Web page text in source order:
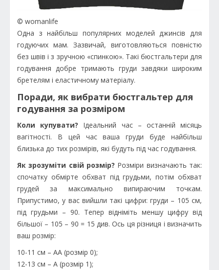
© womanlife
Одна з найбільш популярних моделей джинсів для
годуючих мам. Зазвичай, виготовляються повністю
без швів і з зручною «спинкою». Такі бюстгальтери для
годування добре тримають груди завдяки широким
бретелям і еластичному матеріалу.
Поради, як вибрати бюстгальтер для
годування за розміром
Коли купувати? Ідеальний час – останній місяць
вагітності. В цей час ваша груди буде найбільш
близька до тих розмірів, які будуть під час годування.
Як зрозуміти свій розмір? Розміри визначають так:
спочатку обмірте обхват під грудьми, потім обхват
грудей за максимально випираючим точкам.
Припустимо, у вас вийшли такі цифри: груди – 105 см,
під грудьми – 90. Тепер відніміть меншу цифру від
більшої – 105 – 90 = 15 див. Ось ця різниця і визначить
ваш розмір:
10-11 см – АА (розмір 0);
12-13 см – А (розмір 1);